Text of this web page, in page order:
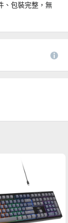
、包裝完整，無